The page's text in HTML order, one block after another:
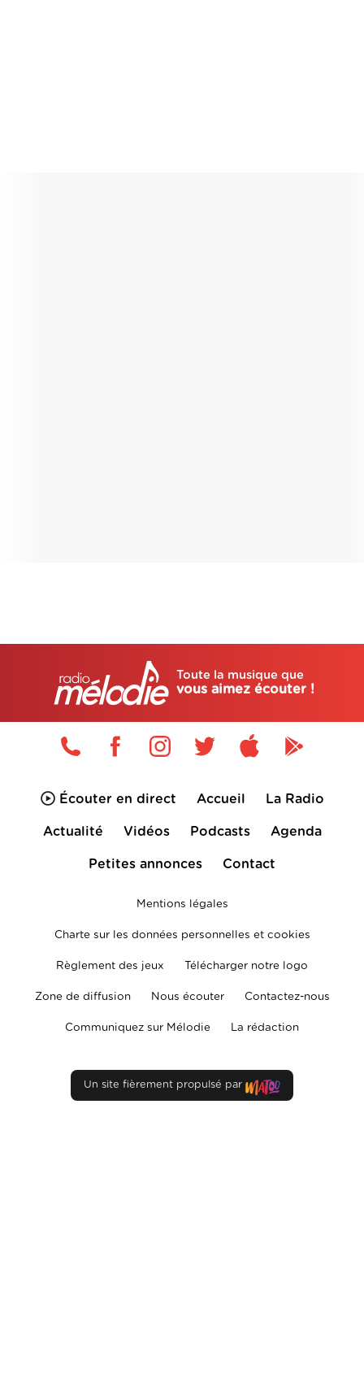
Toute la musique que
vous aimez écouter !
Écouter en direct Accueil La Radio
Actualité Vidéos Podcasts Agenda
Petites annonces Contact
Mentions légales
Charte sur les données personnelles et cookies
Règlement des jeux Télécharger notre logo
Zone de diffusion Nous écouter Contactez-nous
Communiquez sur Mélodie La rédaction
Un site fièrement propulsé par